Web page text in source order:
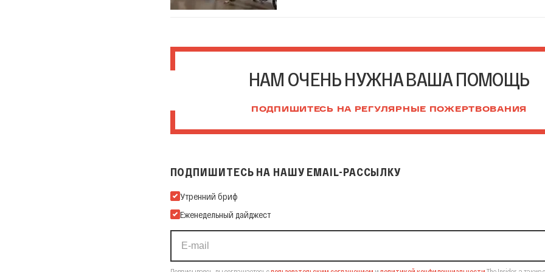
НАМ ОЧЕНЬ НУЖНА ВАША ПОМОЩЬ
ПОДПИШИТЕСЬ НА РЕГУЛЯРНЫЕ ПОЖЕРТВОВАНИЯ
ПОДПИШИТЕСЬ НА НАШУ EMAIL-РАССЫЛКУ
Подпишитесь на нашу Email-рассылку
Утренний бриф
Еженедельный дайджест